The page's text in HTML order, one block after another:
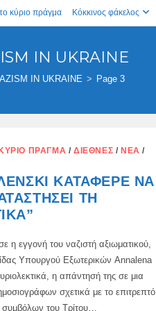
κύριο πράγμα Κόκκινος φάκελος
IN UKRAINE
IN UKRAINE > Page 3
ΠΡΆΓΜΑ / ΔΙΕΘΝΈΣ / ΝΈΑ /
ΚΑΤΆΦΕΡΕ ΝΑ
ΤΗ
η εγγονή του ναζιστή αξιωματικού,
Υπουργού Εξωτερικών Annalena
η απάντησή της σε μια
σχετικά με το επιτρεπτό
συμβόλων του Τρίτου…